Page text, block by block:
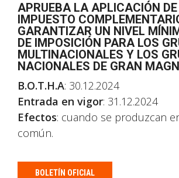
APRUEBA LA APLICACIÓN DE
IMPUESTO
GARANTIZAR UN NIVEL
DE IMPOSICIÓN PARA LOS
MULTINACIONALES Y LOS
NACIONALES DE GRAN
B.O.T.H.A: 30.12.2024
Entrada en vigor: 31.12.2024
Efectos: cuando se produzcan
común.
BOLETÍN OFICIAL